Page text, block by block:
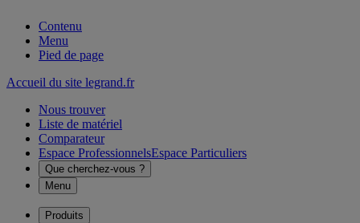
Contenu
Menu
Pied de page
Accueil du site legrand.fr
Nous trouver
Liste de matériel
Comparateur
Espace ProfessionnelsEspace Particuliers
Que cherchez-vous ?
Menu
Produits